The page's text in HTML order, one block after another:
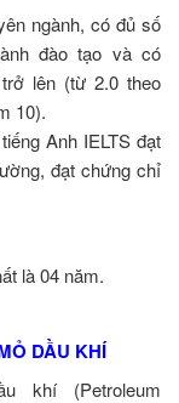
ngành, có đủ số
đào tạo và có
lên (từ 2.0 theo
10).
Anh IELTS đạt
đạt chứng chỉ
là 04 năm.
DẦU KHÍ
khí (Petroleum